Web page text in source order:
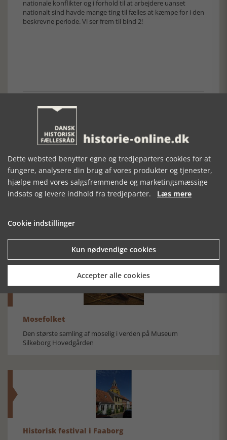
nationale konflikter og i forhold til at arbejdere uanset
nationalt sind havde mange ting til fælles at kæmpe for i den
beskrevne periode. Vi ser frem til bind 2!
Forrige artikel
SE RELATEREDE ARTIKLER
JELLING,
UDEN MAD OG
ET BARNEMORD
Mosefolket
Den største samling af moselig i verden på Museum
Silkeborg Hovedgården
Historisk festival i Faaborg
Dette websted benytter egne og tredjeparters cookies for at
fungere, analysere din brug af vores produkter og tjenester,
hjælpe med vores salgsfremmende og marketingsmæssige
indsats og levere indhold fra tredjeparter. Læs mere
Cookie indstillinger
Kun nødvendige cookies
Accepter alle cookies